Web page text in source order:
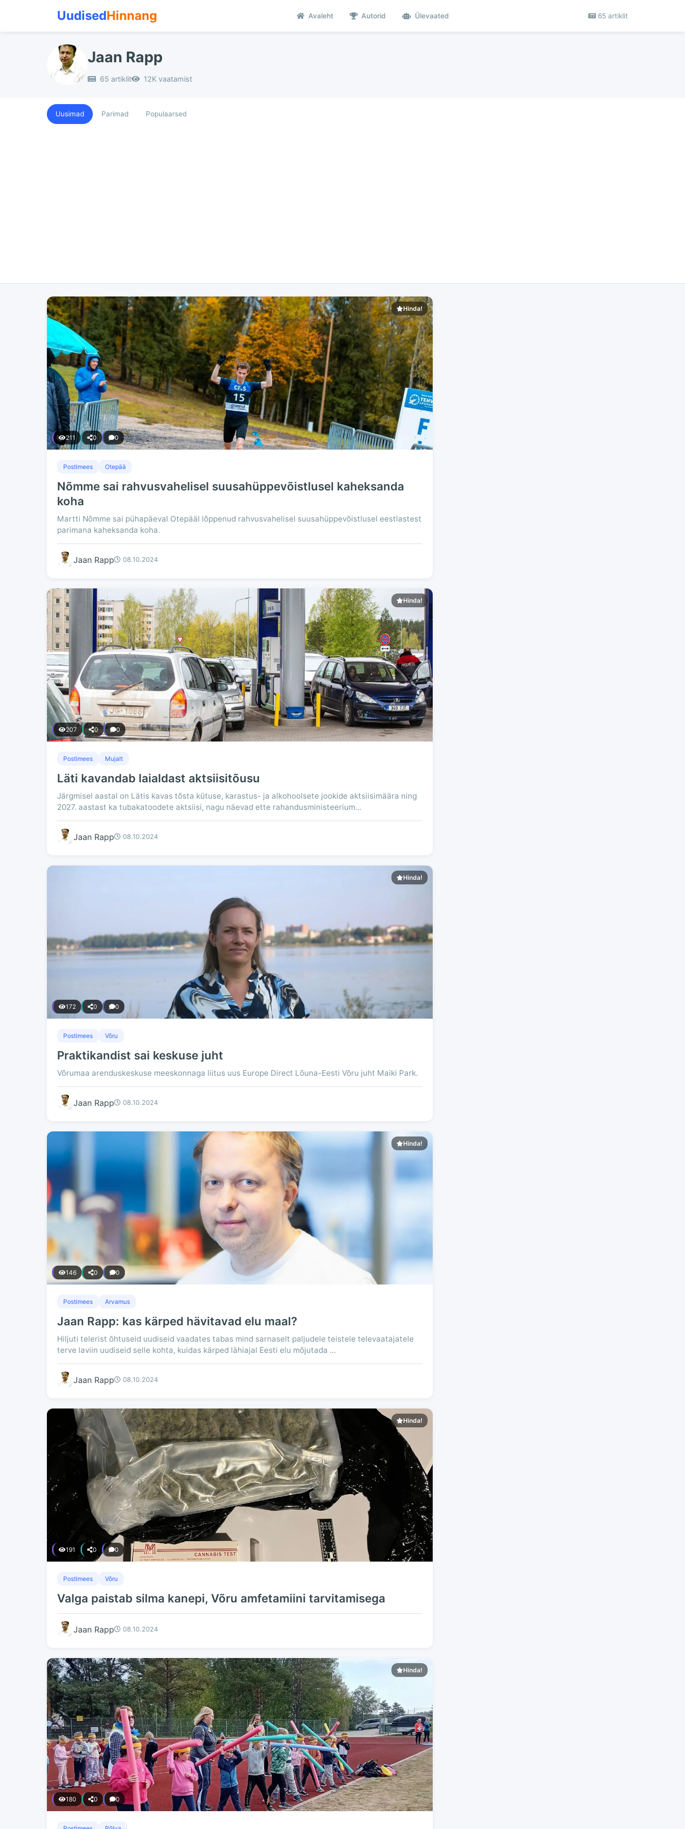
UudisedHinnang Avaleht Autorid Ülevaated 65 artiklit
Jaan Rapp
65 artiklit 12K vaatamist
Uusimad Parimad Populaarsed
Hinda!
211 0 0
Postimees Otepää
Nõmme sai rahvusvahelisel suusahüppevõistlusel kaheksanda
koha
Martti Nõmme sai pühapäeval Otepääl lõppenud rahvusvahelisel suusahüppevõistlusel eestlastest
parimana kaheksanda koha.
Jaan Rapp 08.10.2024
Hinda!
207 0 0
Postimees Mujalt
Läti kavandab laialdast aktsiisitõusu
Järgmisel aastal on Lätis kavas tõsta kütuse, karastus- ja alkohoolsete jookide aktsiisimäära ning
2027. aastast ka tubakatoodete aktsiisi, nagu näevad ette rahandusministeerium...
Jaan Rapp 08.10.2024
Hinda!
172 0 0
Postimees Võru
Praktikandist sai keskuse juht
Võrumaa arenduskeskuse meeskonnaga liitus uus Europe Direct Lõuna-Eesti Võru juht Maiki Park.
Jaan Rapp 08.10.2024
Hinda!
146 0 0
Postimees Arvamus
Jaan Rapp: kas kärped hävitavad elu maal?
Hiljuti telerist õhtuseid uudiseid vaadates tabas mind sarnaselt paljudele teistele televaatajatele
terve laviin uudiseid selle kohta, kuidas kärped lähiajal Eesti elu mõjutada ...
Jaan Rapp 08.10.2024
Hinda!
191 0 0
Postimees Võru
Valga paistab silma kanepi, Võru amfetamiini tarvitamisega
Jaan Rapp 08.10.2024
Hinda!
180 0 0